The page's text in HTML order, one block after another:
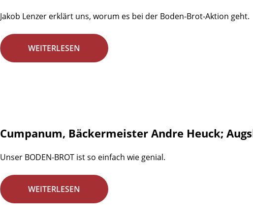
Jakob Lenzer erklärt uns, worum es bei der Boden-Brot-Aktion geht.
WEITERLESEN
Cumpanum, Bäckermeister Andre Heuck;
Unser BODEN-BROT ist so einfach wie genial.
WEITERLESEN